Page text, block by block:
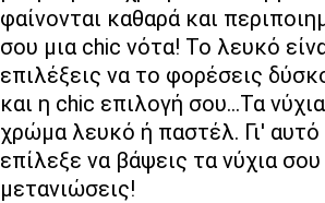
φαίνονται καθαρά και
σου μια chic νότα! Το λευκό
επιλέξεις να το φορέσεις
και η chic επιλογή σου…Τα
χρώμα λευκό ή παστέλ. Γι'
επίλεξε να βάψεις τα νύχια σου
μετανιώσεις!